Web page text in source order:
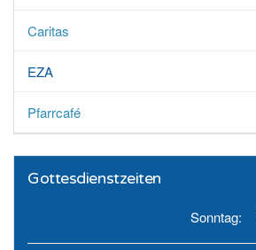
Caritas
EZA
Pfarrcafé
Gottesdienstzeiten
Sonntag: